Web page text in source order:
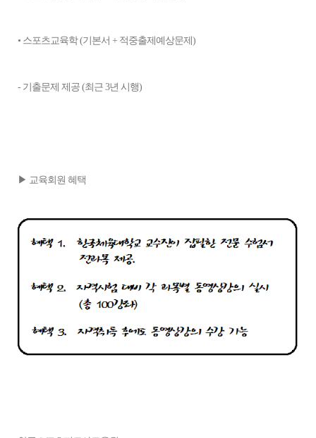
• 스포츠교육학 (기본서 + 적중출제예상문제)
- 기출문제 제공 (최근 3년 시행)​
▶ 교육회원 혜택